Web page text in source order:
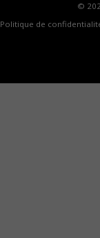
©
Politique de